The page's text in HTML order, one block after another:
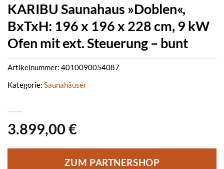
KARIBU Saunahaus »Doblen«,
BxTxH: 196 x 196 x 228 cm, 9 kW
Ofen mit ext. Steuerung – bunt
3.899,00 €
ZUM PARTNERSHOP
Artikelnummer: 4010090054087
Kategorie: Saunahäuser